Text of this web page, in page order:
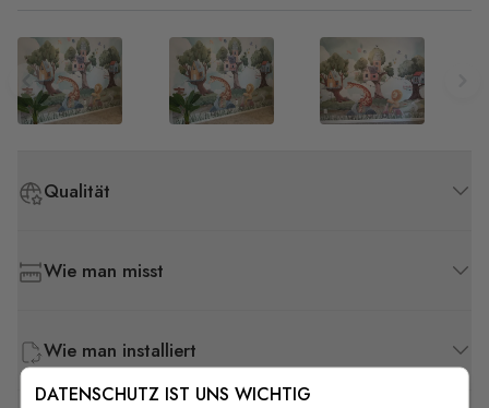
Qualität
Wie man misst
Wie man installiert
DATENSCHUTZ IST UNS WICHTIG